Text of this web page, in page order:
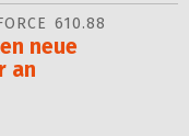
610.88
neue
an